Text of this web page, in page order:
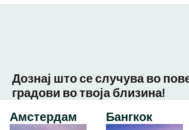
Дознај што се случува во
градови во твоја близина!
Амстердам
Бангкок